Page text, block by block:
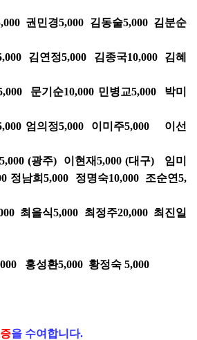
권민경5,000 김동술5,000 김분순
김연정5,000 김종국10,000 김혜
문기순10,000 민병교5,000 박미
엄의정5,000 이미주5,000 이선
(광주) 이현재5,000 (대구) 임미
정남희5,000 정명숙10,000 조순연5,
최을식5,000 최정주20,000 최진일
홍성환5,000 황정숙 5,000
을 수여합니다.